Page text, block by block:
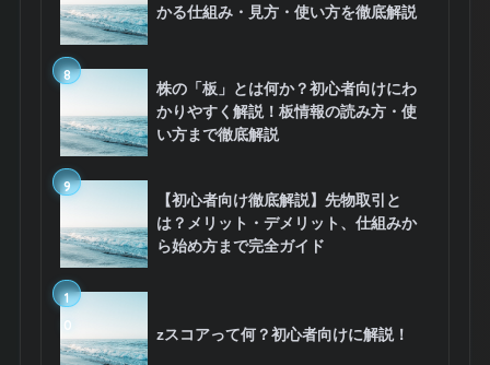
かる仕組み・見方・使い方を徹底解説
8
株の「板」とは何か？初心者向けにわ
かりやすく解説！板情報の読み方・使
い方まで徹底解説
9
【初心者向け徹底解説】先物取引と
は？メリット・デメリット、仕組みか
ら始め方まで完全ガイド
1
0
zスコアって何？初心者向けに解説！